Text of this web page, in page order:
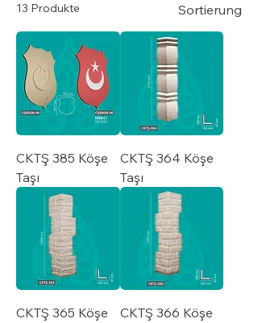
13 Produkte Sortierung
CKTŞ 385 Köşe
Taşı
CKTŞ 364 Köşe
Taşı
CKTŞ 365 Köşe
CKTŞ 366 Köşe